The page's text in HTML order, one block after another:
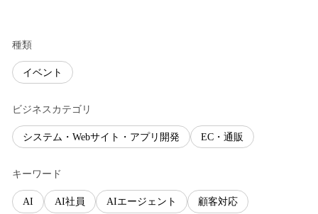
種類
イベント
ビジネスカテゴリ
システム・Webサイト・アプリ開発 EC・通販
キーワード
AI AI社員 AIエージェント 顧客対応